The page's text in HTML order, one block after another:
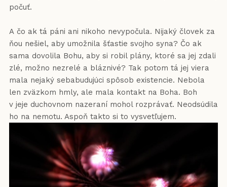
počuť.
A čo ak tá páni ani nikoho nevypočula. Nijaký človek za
ňou nešiel, aby umožnila šťastie svojho syna? Čo ak
sama dovolila Bohu, aby si robil plány, ktoré sa jej zdali
zlé, možno nezrelé a bláznivé? Tak potom tá jej viera
mala nejaký sebabudujúci spôsob existencie. Nebola
len zväzkom hmly, ale mala kontakt na Boha. Boh
v jeje duchovnom nazeraní mohol rozprávať. Neodsúdila
ho na nemotu. Aspoň takto si to vysvetľujem.